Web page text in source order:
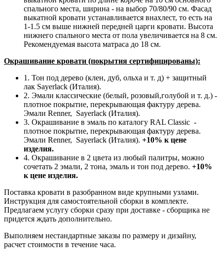
спального места, ширина - на выбор 70/80/90 см. Фасад
выкатной кровати устанавливается внахлест, то есть на
1-1.5 см выше нижней передней царги кровати. Высота
нижнего спального места от пола увеличивается на 8 см.
Рекомендуемая высота матраса до 18 см.
Окрашивание кровати (покрытия сертифицированы):
1. Тон под дерево (клен, дуб, ольха и т. д) + защитный
лак Sayerlack (Италия).
2. Эмали классические (белый, розовый,голубой и т. д.) -
плотное покрытие, перекрывающая фактуру дерева.
Эмали Renner, Sayerlack (Италия).
3. Окрашивание в эмаль по каталогу RAL Classic -
плотное покрытие, перекрывающая фактуру дерева.
Эмали Renner, Sayerlack (Италия). +10% к цене
изделия.
4. Окрашивание в 2 цвета из любый палитры, можно
сочетать 2 эмали, 2 тона, эмаль и тон под дерево. +10%
к цене изделия.
Поставка кровати в разобранном виде крупными узлами.
Инструкция для самостоятельной сборки в комплекте.
Предлагаем услугу сборки сразу при доставке - сборщика не
придется ждать дополнительно.
Выполняем нестандартные заказы по размеру и дизайну,
расчет стоимости в течение часа.